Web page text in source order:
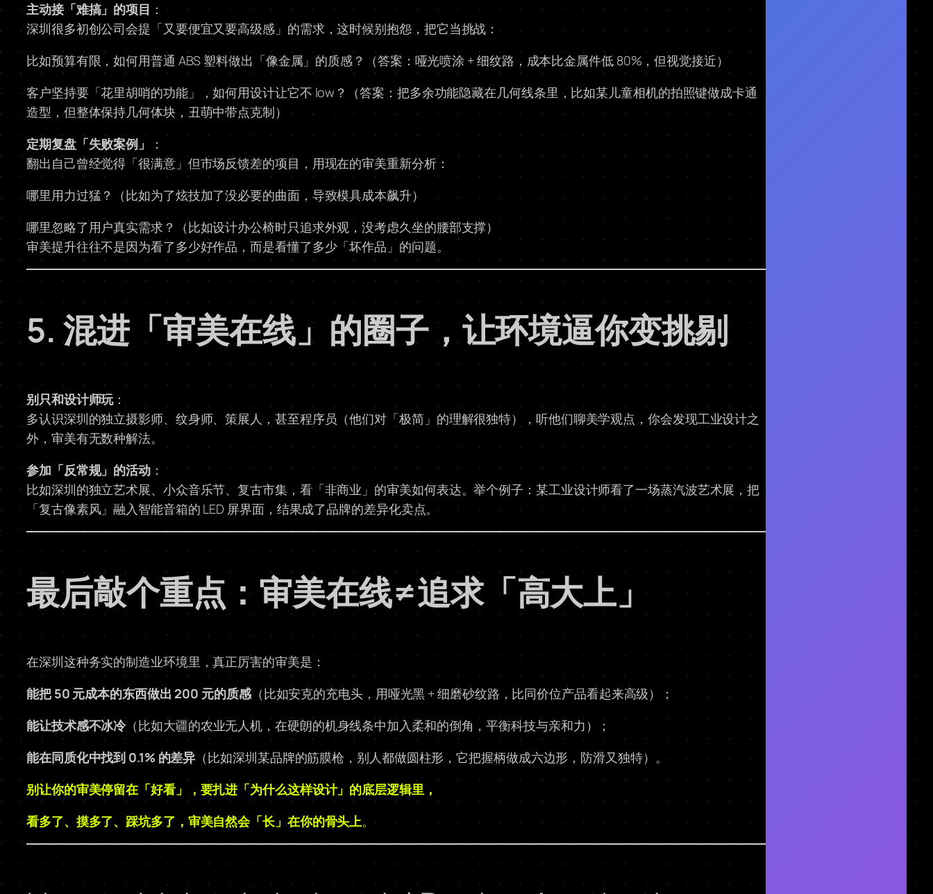
主动接「难搞」的项目 ：
深圳很多初创公司会提「又要便宜又要高级感」的需求，这时候别抱怨，把它当挑战：
比如预算有限，如何用普通 ABS 塑料做出「像金属」的质感？（答案：哑光喷涂 + 细纹路，成本比金属件低 80%，但视觉接近）
客户坚持要「花里胡哨的功能」，如何用设计让它不 low？（答案：把多余功能隐藏在几何线条里，比如某儿童相机的拍照键做成卡通
造型，但整体保持几何体块，丑萌中带点克制）
定期复盘「失败案例」
：
翻出自己曾经觉得「很满意」但市场反馈差的项目，用现在的审美重新分析：
哪里用力过猛？（比如为了炫技加了没必要的曲面，导致模具成本飙升）
哪里忽略了用户真实需求？（比如设计办公椅时只追求外观，没考虑久坐的腰部支撑）
审美提升往往不是因为看了多少好作品，而是看懂了多少「坏作品」的问题。
5. 混进「审美在线」的圈子，让环境逼你变挑剔
别只和设计师玩：
多认识深圳的独立摄影师、纹身师、策展人，甚至程序员（他们对「极简」的理解很独特），听他们聊美学观点，你会发现工业设计之
外，审美有无数种解法。
参加「反常规」的活动 ：
比如深圳的独立艺术展、小众音乐节、复古市集，看「非商业」的审美如何表达。举个例子：某工业设计师看了一场蒸汽波艺术展，把
「复古像素风」融入智能音箱的 LED 屏界面，结果成了品牌的差异化卖点。
最后敲个重点：审美在线≠追求「高大上」
在深圳这种务实的制造业环境里，真正厉害的审美是：
能把 50 元成本的东西做出 200 元的质感（比如安克的充电头，用哑光黑 + 细磨砂纹路，比同价位产品看起来高级）；
能让技术感不冰冷（比如大疆的农业无人机，在硬朗的机身线条中加入柔和的倒角，平衡科技与亲和力）；
能在同质化中找到 0.1% 的差异 （比如深圳某品牌的筋膜枪，别人都做圆柱形，它把握柄做成六边形，防滑又独特）。
别让你的审美停留在「好看」，要扎进「为什么这样设计」的底层逻辑里，
看多了、摸多了、踩坑多了，审美自然会「长」在你的骨头上。